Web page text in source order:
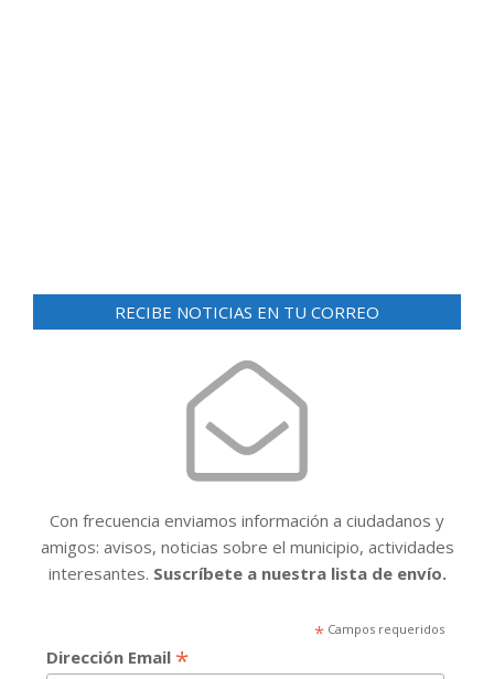
RECIBE NOTICIAS EN TU CORREO
Con frecuencia enviamos información a ciudadanos y
amigos: avisos, noticias sobre el municipio, actividades
interesantes. Suscríbete a nuestra lista de envío.
*Campos requeridos
Dirección Email *